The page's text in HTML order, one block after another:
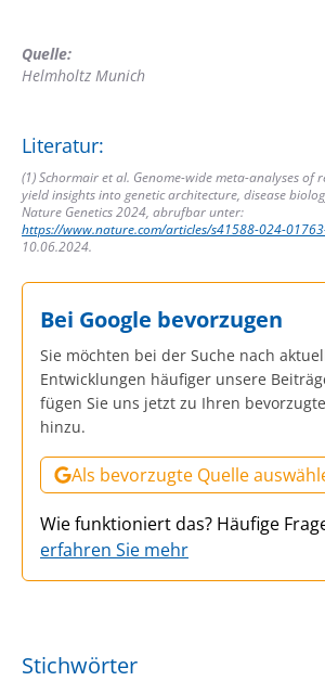
Quelle:
Helmholtz Munich
Literatur:
(1) Schormair et al. Genome-wide meta-analyses of
yield insights into genetic architecture, disease
Nature Genetics 2024, abrufbar unter:
https://www.nature.com/articles/s41588-024-
10.06.2024.
Bei Google bevorzugen
Sie möchten bei der Suche nach
Entwicklungen häufiger unsere
fügen Sie uns jetzt zu Ihren
hinzu.
Als bevorzugte Quelle
Wie funktioniert das? Häufige
erfahren Sie mehr
Stichwörter